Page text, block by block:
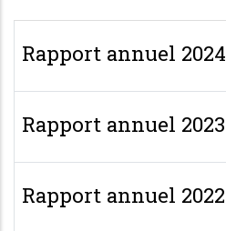
Rapport annuel 2024
Rapport annuel 2023
Rapport annuel 2022